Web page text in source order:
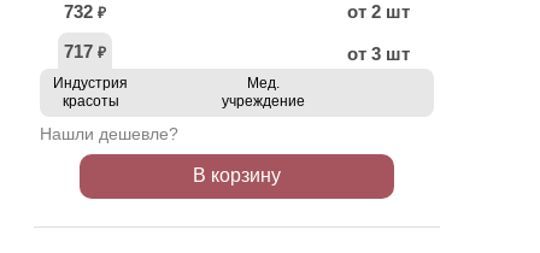
732 ₽
от 2 шт
717 ₽ от 3 шт
Индустрия
красоты
Мед.
учреждение
Нашли дешевле?
В корзину